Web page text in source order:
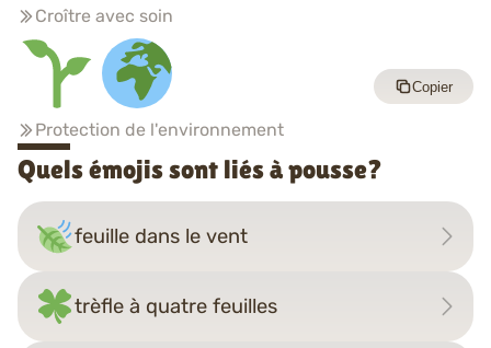
Croître avec soin
Protection de l'environnement
Copier
Quels émojis sont liés à pousse?
feuille dans le vent
trèfle à quatre feuilles